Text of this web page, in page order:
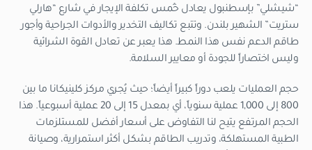
“شيشلي” بإسطنبول يعادل خُمس تكلفة الإيجار في شارع “هارلي
ستريت” الشهير بلندن. وتتبع تكاليف التخدير والأدوات الجراحية وأجور
طاقم الدعم نفس هذا النمط. هذا يعبر عن تعادل القوة الشرائية
وليس اختصاراً للجودة أو معايير السلامة.
حجم العمليات يلعب دوراً كبيراً أيضاً؛ حيث يُجري مركز كلينيكانا ما بين
800 إلى 1,000 عملية سنوياً، أي بمعدل 15 إلى 20 عملية أسبوعياً. هذا
الحجم المرتفع يتيح لنا التفاوض على أسعار أفضل للمستلزمات
الطبية المستهلكة، وتدريب الطاقم بشكل أكثر استمرارية، وصيانة